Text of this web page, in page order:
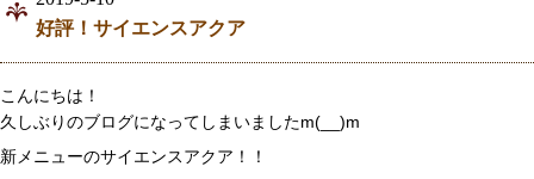
好評！サイエンスアクア
こんにちは！
久しぶりのブログになってしまいましたm(__)m
新メニューのサイエンスアクア！！